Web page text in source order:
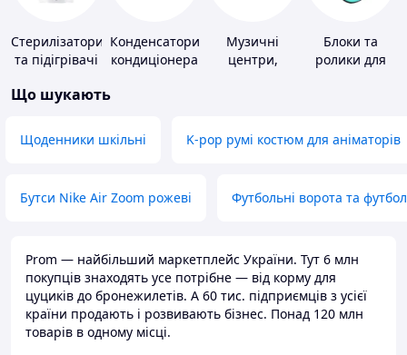
Стерилізатори
та підігрівачі
харчування
Конденсатори
кондиціонера
Музичні
центри,
Блоки та
ролики для
Що шукають
Щоденники шкільні K-pop румі костюм для аніматорів
Бутси Nike Air Zoom рожеві Футбольні ворота та
Prom — найбільший маркетплейс України. Тут 6 млн
покупців знаходять усе потрібне — від корму для
цуциків до бронежилетів. А 60 тис. підприємців з усієї
країни продають і розвивають бізнес. Понад 120 млн
товарів в одному місці.